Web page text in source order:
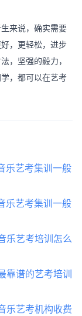
来说，确实需要
，更轻松，进步
，坚强的毅力，
，都可以在艺考
乐艺考集训一般
乐艺考集训一般
乐艺考培训怎么
靠谱的艺考培训
乐艺考机构收费